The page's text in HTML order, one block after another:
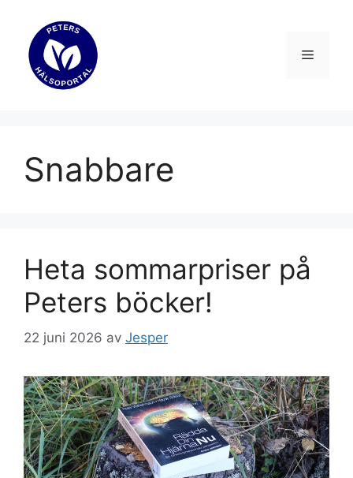
innehåll
Meny
Snabbare
Heta sommarpriser på
Peters böcker!
22 juni 2026 av Jesper